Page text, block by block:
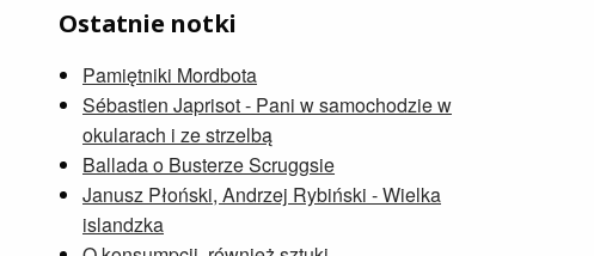
Ostatnie notki
Pamiętniki Mordbota
Sébastien Japrisot - Pani w samochodzie w
okularach i ze strzelbą
Ballada o Busterze Scruggsie
Janusz Płoński, Andrzej Rybiński - Wielka
islandzka